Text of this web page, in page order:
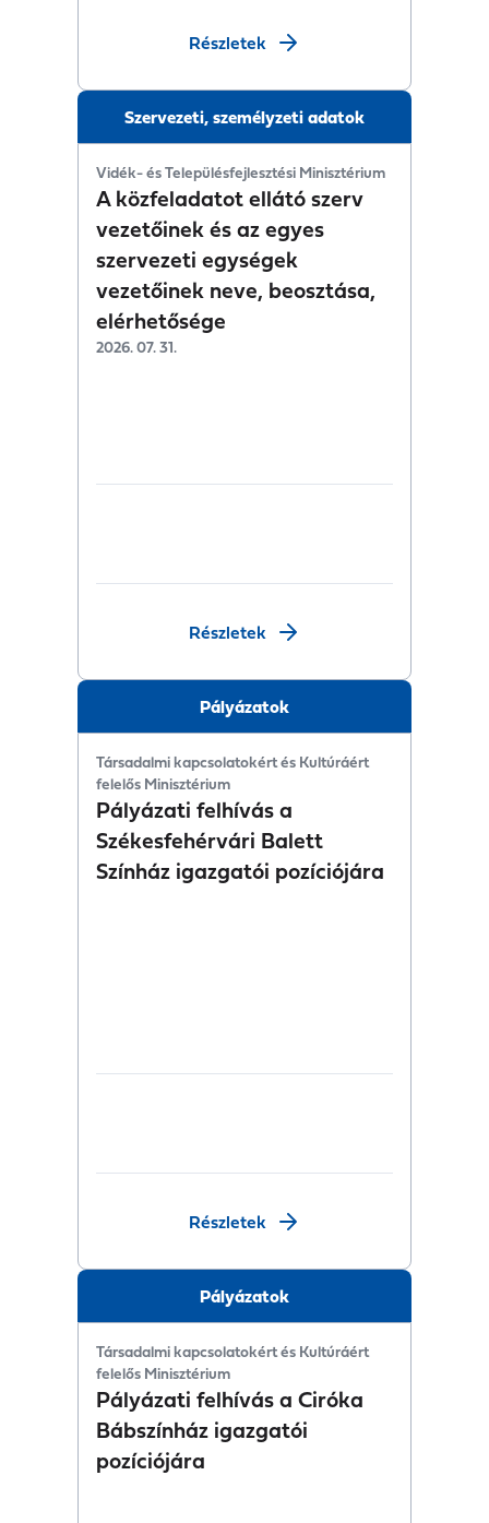
Részletek
Szervezeti, személyzeti adatok
Vidék- és Településfejlesztési Minisztérium
A közfeladatot ellátó szerv
vezetőinek és az egyes
szervezeti egységek
vezetőinek neve, beosztása,
elérhetősége
2026. 07. 31.
Részletek
Pályázatok
Társadalmi kapcsolatokért és Kultúráért
felelős Minisztérium
Pályázati felhívás a
Székesfehérvári Balett
Színház igazgatói pozíciójára
Részletek
Pályázatok
Társadalmi kapcsolatokért és Kultúráért
felelős Minisztérium
Pályázati felhívás a Ciróka
Bábszínház igazgatói
pozíciójára